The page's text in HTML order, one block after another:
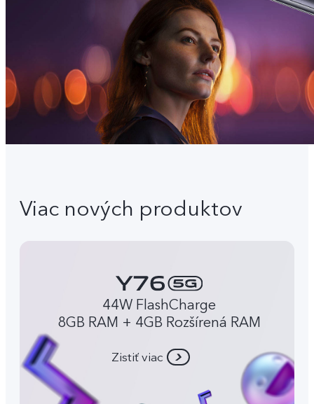
Viac nových produktov
44W FlashCharge
8GB RAM + 4GB Rozšírená RAM
Zistiť viac